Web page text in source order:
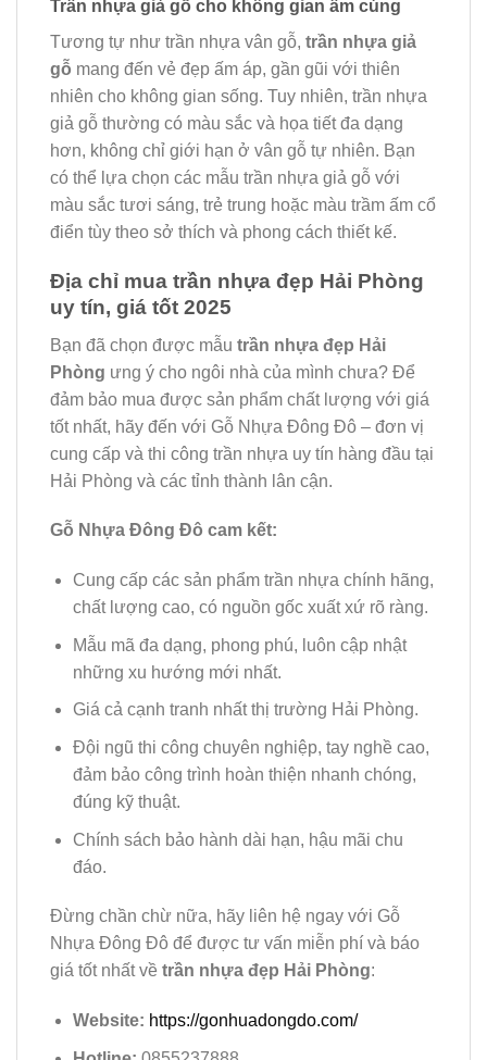
Trần nhựa giả gỗ cho không gian ấm cúng
Tương tự như trần nhựa vân gỗ, trần nhựa giả
gỗ mang đến vẻ đẹp ấm áp, gần gũi với thiên
nhiên cho không gian sống. Tuy nhiên, trần nhựa
giả gỗ thường có màu sắc và họa tiết đa dạng
hơn, không chỉ giới hạn ở vân gỗ tự nhiên. Bạn
có thể lựa chọn các mẫu trần nhựa giả gỗ với
màu sắc tươi sáng, trẻ trung hoặc màu trầm ấm cổ
điển tùy theo sở thích và phong cách thiết kế.
Địa chỉ mua trần nhựa đẹp Hải Phòng
uy tín, giá tốt 2025
Bạn đã chọn được mẫu trần nhựa đẹp Hải
Phòng ưng ý cho ngôi nhà của mình chưa? Để
đảm bảo mua được sản phẩm chất lượng với giá
tốt nhất, hãy đến với Gỗ Nhựa Đông Đô – đơn vị
cung cấp và thi công trần nhựa uy tín hàng đầu tại
Hải Phòng và các tỉnh thành lân cận.
Gỗ Nhựa Đông Đô cam kết:
Cung cấp các sản phẩm trần nhựa chính hãng,
chất lượng cao, có nguồn gốc xuất xứ rõ ràng.
Mẫu mã đa dạng, phong phú, luôn cập nhật
những xu hướng mới nhất.
Giá cả cạnh tranh nhất thị trường Hải Phòng.
Đội ngũ thi công chuyên nghiệp, tay nghề cao,
đảm bảo công trình hoàn thiện nhanh chóng,
đúng kỹ thuật.
Chính sách bảo hành dài hạn, hậu mãi chu
đáo.
Đừng chần chừ nữa, hãy liên hệ ngay với Gỗ
Nhựa Đông Đô để được tư vấn miễn phí và báo
giá tốt nhất về trần nhựa đẹp Hải Phòng:
Website: https://gonhuadongdo.com/